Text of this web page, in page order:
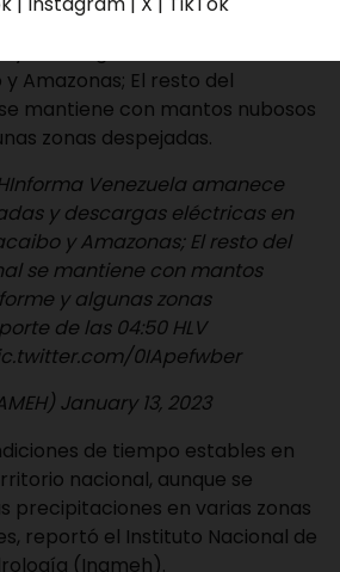
que Venezuela amanece
Amazonas; El resto del
mantiene con mantos nubosos
zonas despejadas.
Venezuela amanece
y descargas eléctricas en
y Amazonas; El resto del
se mantiene con mantos
y algunas zonas
de las 04:50 HLV
0IApefwber
January 13, 2023
de tiempo estables en
nacional, aunque se
precipitaciones en varias zonas
reportó el Instituto Nacional de
(Inameh).